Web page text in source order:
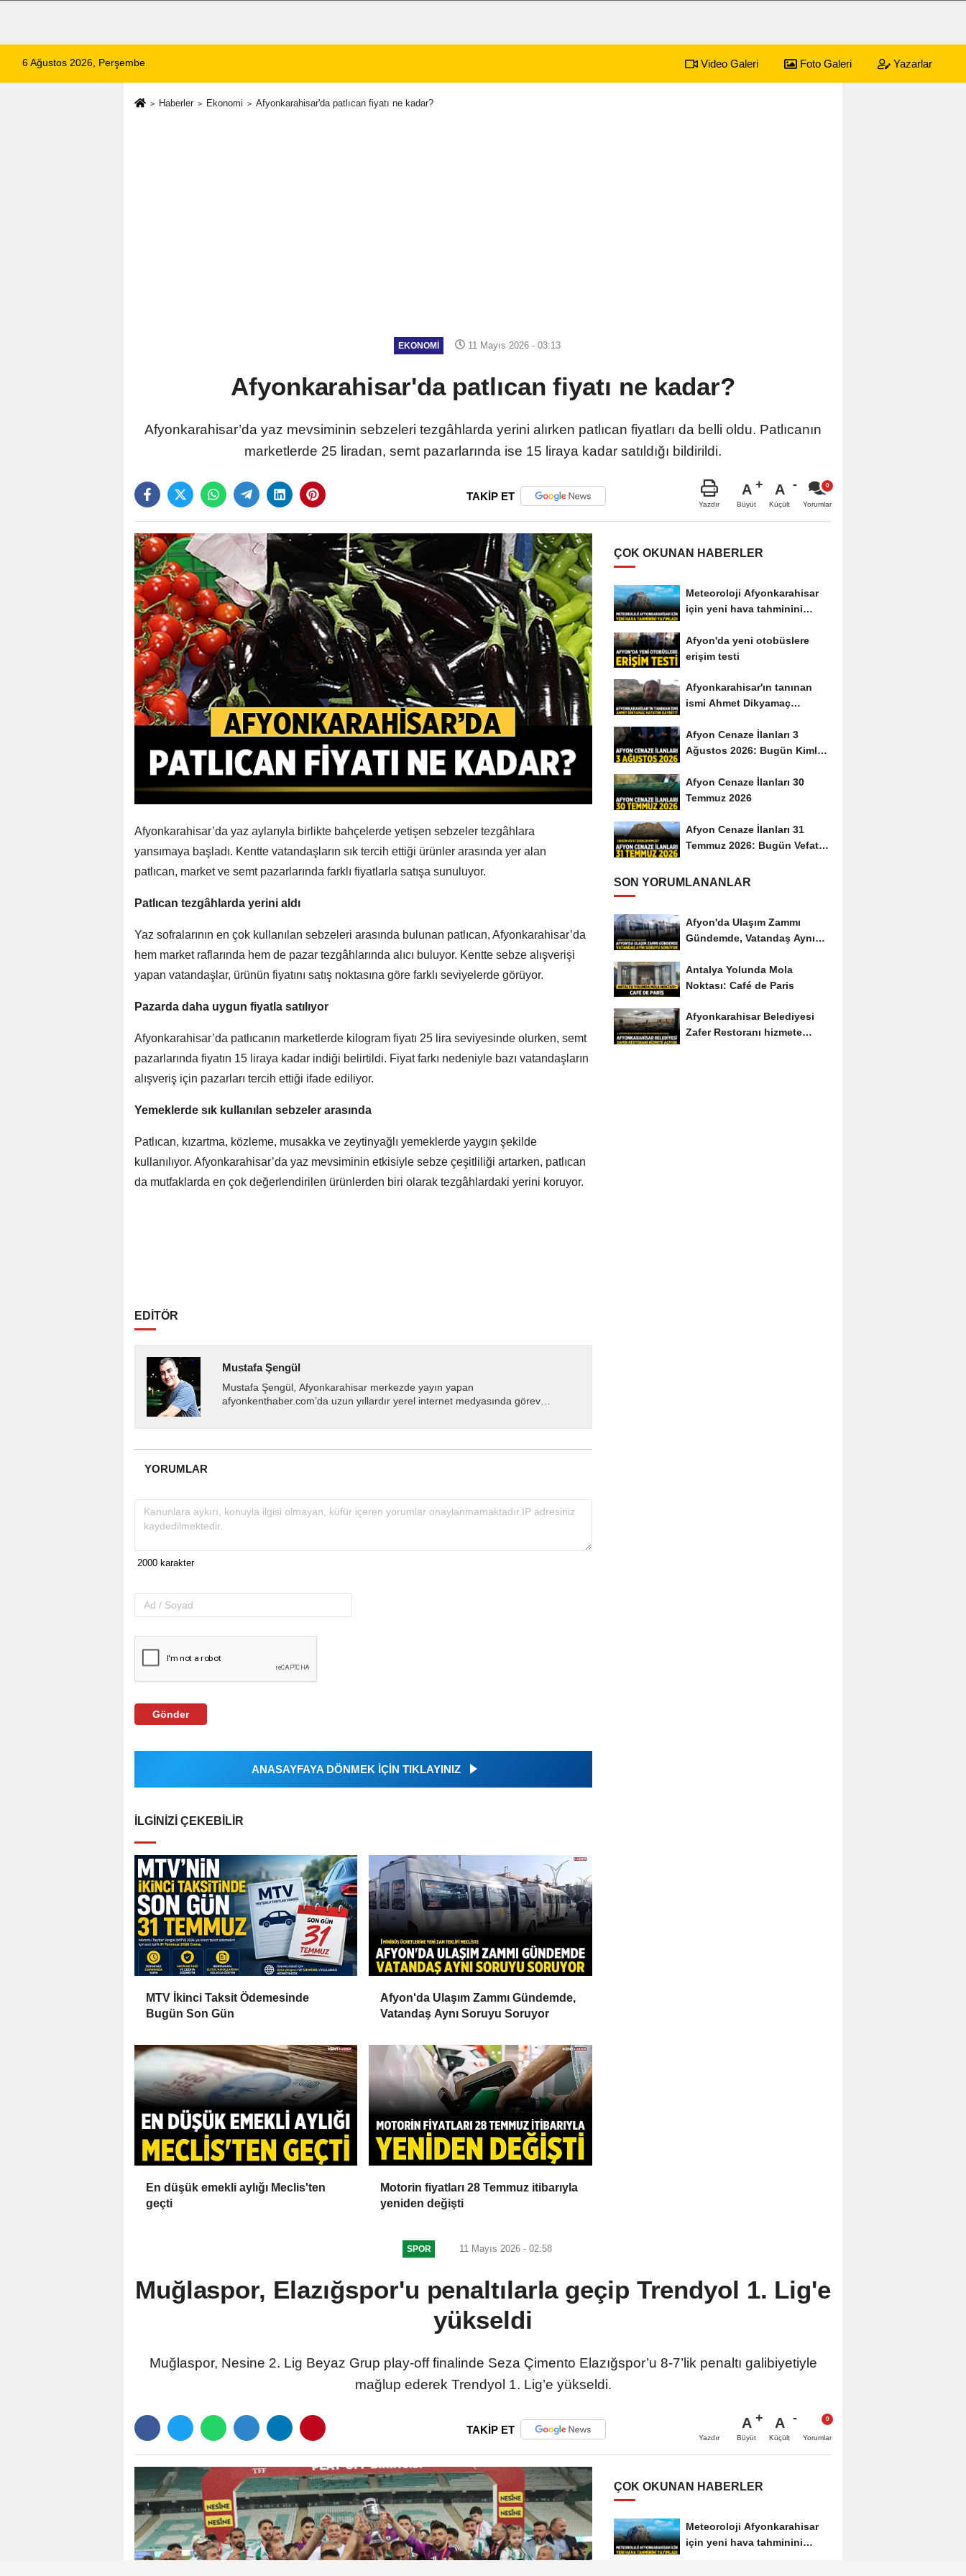
6 Ağustos 2026, Perşembe Video Galeri Foto Galeri Yazarlar
Haberler Ekonomi Afyonkarahisar'da patlıcan fiyatı ne kadar?
EKONOMI 11 Mayıs 2026 - 03:13
Afyonkarahisar'da patlıcan fiyatı ne kadar?
Afyonkarahisar’da yaz mevsiminin sebzeleri tezgâhlarda yerini alırken patlıcan fiyatları da belli oldu. Patlıcanın
marketlerde 25 liradan, semt pazarlarında ise 15 liraya kadar satıldığı bildirildi.
TAKİP ET
Yazdır
A
Büyüt
A
Küçült Yorumlar
Afyonkarahisar’da yaz aylarıyla birlikte bahçelerde yetişen sebzeler tezgâhlara
yansımaya başladı. Kentte vatandaşların sık tercih ettiği ürünler arasında yer alan
patlıcan, market ve semt pazarlarında farklı fiyatlarla satışa sunuluyor.
Patlıcan tezgâhlarda yerini aldı
Yaz sofralarının en çok kullanılan sebzeleri arasında bulunan patlıcan, Afyonkarahisar’da
hem market raflarında hem de pazar tezgâhlarında alıcı buluyor. Kentte sebze alışverişi
yapan vatandaşlar, ürünün fiyatını satış noktasına göre farklı seviyelerde görüyor.
Pazarda daha uygun fiyatla satılıyor
Afyonkarahisar’da patlıcanın marketlerde kilogram fiyatı 25 lira seviyesinde olurken, semt
pazarlarında fiyatın 15 liraya kadar indiği belirtildi. Fiyat farkı nedeniyle bazı vatandaşların
alışveriş için pazarları tercih ettiği ifade ediliyor.
Yemeklerde sık kullanılan sebzeler arasında
Patlıcan, kızartma, közleme, musakka ve zeytinyağlı yemeklerde yaygın şekilde
kullanılıyor. Afyonkarahisar’da yaz mevsiminin etkisiyle sebze çeşitliliği artarken, patlıcan
da mutfaklarda en çok değerlendirilen ürünlerden biri olarak tezgâhlardaki yerini koruyor.
EDİTÖR
Mustafa Şengül
Mustafa Şengül, Afyonkarahisar merkezde yayın yapan
afyonkenthaber.com’da uzun yıllardır yerel internet medyasında görev
YORUMLAR
Gönder
ANASAYFAYA DÖNMEK İÇİN TIKLAYINIZ
İLGINIZI ÇEKEBILIR
MTV İkinci Taksit Ödemesinde
Bugün Son Gün
Afyon'da Ulaşım Zammı Gündemde,
Vatandaş Aynı Soruyu Soruyor
En düşük emekli aylığı Meclis'ten
geçti
Motorin fiyatları 28 Temmuz itibarıyla
yeniden değişti
ÇOK OKUNAN HABERLER
Meteoroloji Afyonkarahisar
için yeni hava tahminini
Afyon'da yeni otobüslere
erişim testi
Afyonkarahisar'ın tanınan
ismi Ahmet Dikyamaç
Afyon Cenaze İlanları 3
Ağustos 2026: Bugün Kimler
Afyon Cenaze İlanları 30
Temmuz 2026
Afyon Cenaze İlanları 31
Temmuz 2026: Bugün Vefat
SON YORUMLANANLAR
Afyon'da Ulaşım Zammı
Gündemde, Vatandaş Aynı
Antalya Yolunda Mola
Noktası: Café de Paris
Afyonkarahisar Belediyesi
Zafer Restoranı hizmete
SPOR 11 Mayıs 2026 - 02:58
Muğlaspor, Elazığspor'u penaltılarla geçip Trendyol 1. Lig'e
yükseldi
Muğlaspor, Nesine 2. Lig Beyaz Grup play-off finalinde Seza Çimento Elazığspor’u 8-7’lik penaltı galibiyetiyle
mağlup ederek Trendyol 1. Lig’e yükseldi.
TAKİP ET
Yazdır
A
Büyüt
A
Küçült Yorumlar
ÇOK OKUNAN HABERLER
Meteoroloji Afyonkarahisar
için yeni hava tahminini